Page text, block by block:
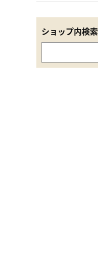
ショップ内検索